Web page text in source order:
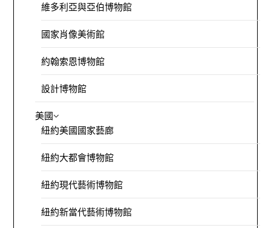
維多利亞與亞伯博物館
國家肖像美術館
約翰索恩博物館
設計博物館
美國
紐約美國國家藝廊
紐約大都會博物館
紐約現代藝術博物館
紐約新當代藝術博物館